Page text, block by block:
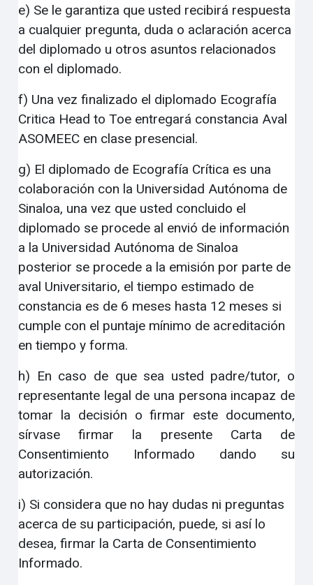
e) Se le garantiza que usted recibirá respuesta
a cualquier pregunta, duda o aclaración acerca
del diplomado u otros asuntos relacionados
con el diplomado.
f) Una vez finalizado el diplomado Ecografía
Critica Head to Toe entregará constancia Aval
ASOMEEC en clase presencial.
g) El diplomado de Ecografía Crítica es una
colaboración con la Universidad Autónoma de
Sinaloa, una vez que usted concluido el
diplomado se procede al envió de información
a la Universidad Autónoma de Sinaloa
posterior se procede a la emisión por parte de
aval Universitario, el tiempo estimado de
constancia es de 6 meses hasta 12 meses si
cumple con el puntaje mínimo de acreditación
en tiempo y forma.
h) En caso de que sea usted padre/tutor, o
representante legal de una persona incapaz de
tomar la decisión o firmar este documento,
sírvase firmar la presente Carta de
Consentimiento Informado dando su
autorización.
i) Si considera que no hay dudas ni preguntas
acerca de su participación, puede, si así lo
desea, firmar la Carta de Consentimiento
Informado.